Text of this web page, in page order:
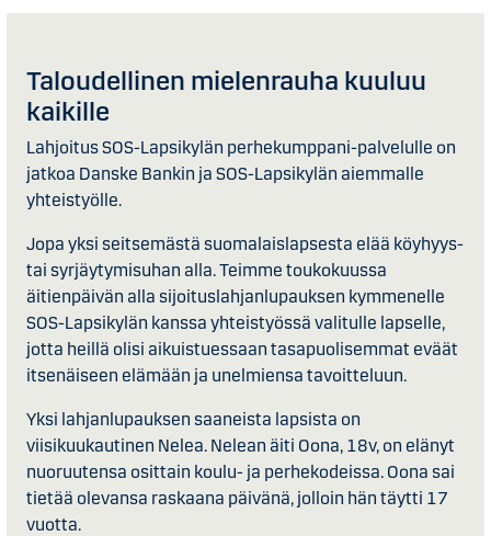
Taloudellinen mielenrauha kuuluu
kaikille
Lahjoitus SOS-Lapsikylän perhekumppani-palvelulle on
jatkoa Danske Bankin ja SOS-Lapsikylän aiemmalle
yhteistyölle.
Jopa yksi seitsemästä suomalaislapsesta elää köyhyys-
tai syrjäytymisuhan alla. Teimme toukokuussa
äitienpäivän alla sijoituslahjanlupauksen kymmenelle
SOS-Lapsikylän kanssa yhteistyössä valitulle lapselle,
jotta heillä olisi aikuistuessaan tasapuolisemmat eväät
itsenäiseen elämään ja unelmiensa tavoitteluun.
Yksi lahjanlupauksen saaneista lapsista on
viisikuukautinen Nelea. Nelean äiti Oona, 18v, on elänyt
nuoruutensa osittain koulu- ja perhekodeissa. Oona sai
tietää olevansa raskaana päivänä, jolloin hän täytti 17
vuotta.